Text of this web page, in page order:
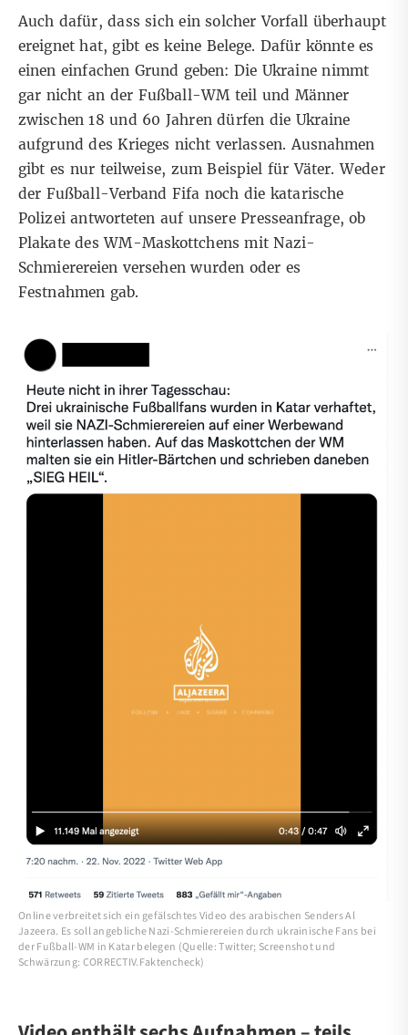
Auch dafür, dass sich ein solcher Vorfall überhaupt
ereignet hat, gibt es keine Belege. Dafür könnte es
einen einfachen Grund geben: Die Ukraine nimmt
gar nicht an der Fußball-WM teil und Männer
zwischen 18 und 60 Jahrendürfen die Ukraine
aufgrund des Krieges nicht verlassen. Ausnahmen
gibt es nur teilweise, zum Beispiel für Väter. Weder
der Fußball-Verband Fifa noch die katarische
Polizei antworteten auf unsere Presseanfrage, ob
Plakate des WM-Maskottchens mit Nazi-
Schmierereien versehen wurden oder es
Festnahmen gab.
Online verbreitet sich ein gefälschtes Video des arabischen Senders Al
Jazeera. Es soll angebliche Nazi-Schmierereien durch ukrainische Fans bei
der Fußball-WM in Katar belegen (Quelle: Twitter; Screenshot und
Schwärzung: CORRECTIV.Faktencheck)